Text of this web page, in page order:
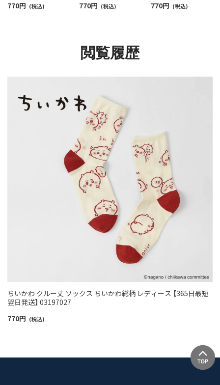
クルー丈 レディース
770円 (税込)
送】 03197029
770円 (税込)
翌日発送】 03197028
770円 (税込)
閲覧履歴
ちいかわ クルー丈 ソックス ちいかわ総柄 レディース 【365日最短
翌日発送】 03197027
770円 (税込)